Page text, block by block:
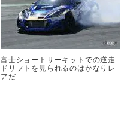
富士ショートサーキットでの逆走
ドリフトを見られるのはかなりレ
アだ